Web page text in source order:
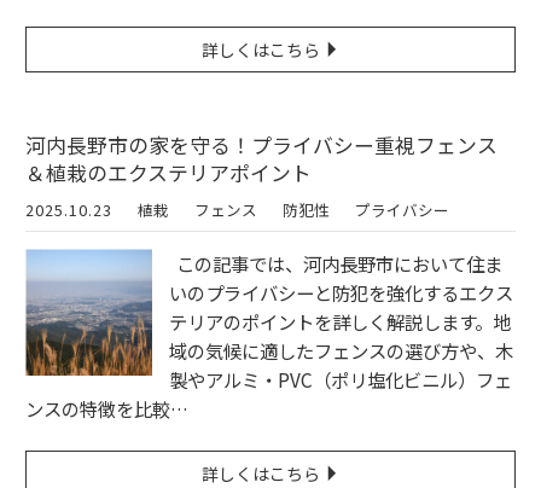
詳しくはこちら
河内長野市の家を守る！プライバシー重視フェンス
＆植栽のエクステリアポイント
2025.10.23 植栽 フェンス 防犯性 プライバシー
この記事では、河内長野市において住ま
いのプライバシーと防犯を強化するエクス
テリアのポイントを詳しく解説します。地
域の気候に適したフェンスの選び方や、木
製やアルミ・PVC（ポリ塩化ビニル）フェ
ンスの特徴を比較…
詳しくはこちら